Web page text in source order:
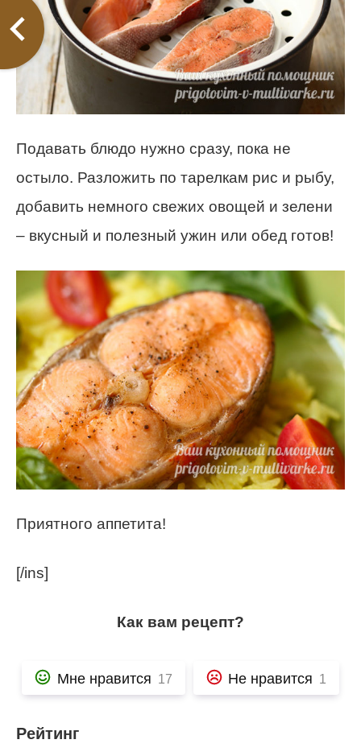
Подавать блюдо нужно сразу, пока не
остыло. Разложить по тарелкам рис и рыбу,
добавить немного свежих овощей и зелени
– вкусный и полезный ужин или обед готов!
Приятного аппетита!
[/ins]
Как вам рецепт?
Мне нравится 17 Не нравится 1
Рейтинг